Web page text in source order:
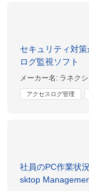
セキュリティ対
ログ監視ソフト
メーカー名: ラネク
アクセスログ管理
社員のPC作業状
sktop